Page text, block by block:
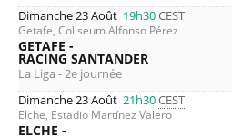
Dimanche 23 Août 19h30CEST
Getafe, Coliseum Alfonso Pérez
GETAFE -
RACING SANTANDER
La Liga - 2e journée
Dimanche 23 Août 21h30CEST
Elche, Estadio Martínez Valero
ELCHE -